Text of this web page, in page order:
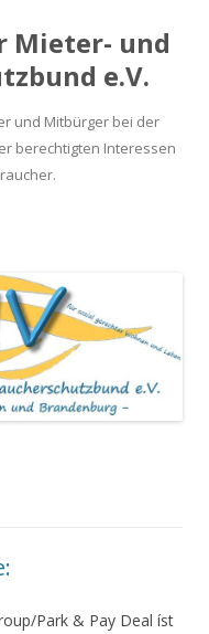
Mieter- und
e.V.
und Mitbürger bei der
berechtigten Interessen
Park & Pay Deal íst